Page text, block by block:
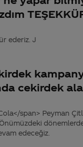
ederiz. J
cekirdek
span> Peyman
edeceğiz.